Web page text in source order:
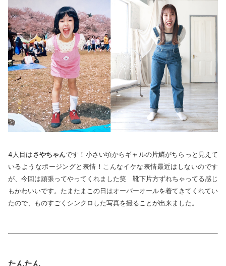
4人目はさやちゃんです！小さい頃からギャルの片鱗がちらっと見えて
いるようなポージングと表情！こんなイケな表情最近はしないのです
が、今回は頑張ってやってくれました笑 靴下片方ずれちゃってる感じ
もかわいいです。たまたまこの日はオーバーオールを着てきてくれてい
たので、ものすごくシンクロした写真を撮ることが出来ました。
たんたん